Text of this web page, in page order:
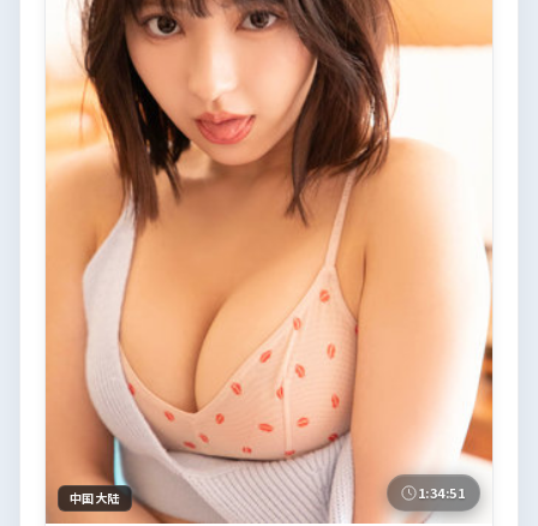
中国大陆 1:34:51